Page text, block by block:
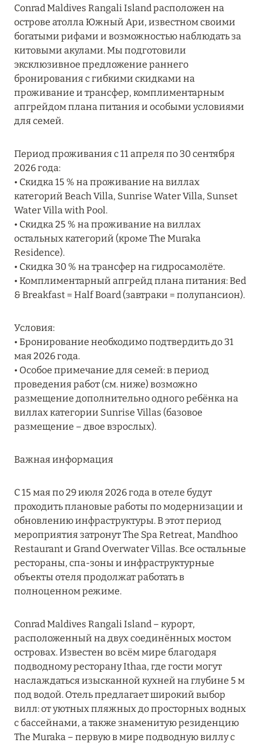
MARCH GRAND ESCAPE: ПРЕДЛОЖЕНИЕ ОТ Á
LA CARTE PREMIUM ПО ОТЕЛЮ WALDORF
ASTORIA MALDIVES ITHAAFUSHI, МАЛЬДИВЫ
Подробнее
12 ноября 2025
MANDARIN ORIENTAL JUMEIRA — SUITE
Подробнее
13 мая 2025
ЗАБРОНИРУЙТЕ FOUR SEASONS RESORT
DUBAI AT JUMEIRAH BEACH ПО ЛУЧШИМ
ЦЕНАМ
Подробнее
ATLANTIS THE PALM: НОВЫЙ ПАКЕТ
НАПИТКОВ ДЛЯ HB И FB
Подробнее
13 февраля 2025
MANDARIN ORIENTAL JUMEIRA, DUBAI:
РАЗМЕЩЕНИЕ ВЕСНОЙ
11 декабря 2024
RIXOS PREMIUM SAADIYAT ISLAND ABU DHABI:
КОНЦЕПЦИЯ «ВСЁ ВКЛЮЧЕНО – ВСЁ
ЭКСКЛЮЗИВНО»
Подробнее
27 сентября 2024
HÔTEL BARRIÈRE LES NEIGES
Подробнее
27 сентября 2024
HÔTEL BARRIÈRE LES NEIGES
Conrad Maldives Rangali Island расположен на
острове атолла Южный Ари, известном своими
богатыми рифами и возможностью наблюдать за
китовыми акулами. Мы подготовили
эксклюзивное предложение раннего
бронирования с гибкими скидками на
проживание и трансфер, комплиментарным
апгрейдом плана питания и особыми условиями
для семей.
Период проживания с 11 апреля по 30 сентября
2026 года:
• Скидка 15 % на проживание на виллах
категорий Beach Villa, Sunrise Water Villa, Sunset
Water Villa with Pool.
• Скидка 25 % на проживание на виллах
остальных категорий (кроме The Muraka
Residence).
• Скидка 30 % на трансфер на гидросамолёте.
• Комплиментарный апгрейд плана питания: Bed
& Breakfast = Half Board (завтраки = полупансион).
Условия:
• Бронирование необходимо подтвердить до 31
мая 2026 года.
• Особое примечание для семей: в период
проведения работ (см. ниже) возможно
размещение дополнительно одного ребёнка на
виллах категории Sunrise Villas (базовое
размещение – двое взрослых).
Важная информация
С 15 мая по 29 июля 2026 года в отеле будут
проходить плановые работы по модернизации и
обновлению инфраструктуры. В этот период
мероприятия затронут The Spa Retreat, Mandhoo
Restaurant и Grand Overwater Villas. Все остальные
рестораны, спа-зоны и инфраструктурные
объекты отеля продолжат работать в
полноценном режиме.
Conrad Maldives Rangali Island – курорт,
расположенный на двух соединённых мостом
островах. Известен во всём мире благодаря
подводному ресторану Ithaa, где гости могут
наслаждаться изысканной кухней на глубине 5 м
под водой. Отель предлагает широкий выбор
вилл: от уютных пляжных до просторных водных
с бассейнами, а также знаменитую резиденцию
The Muraka – первую в мире подводную виллу с